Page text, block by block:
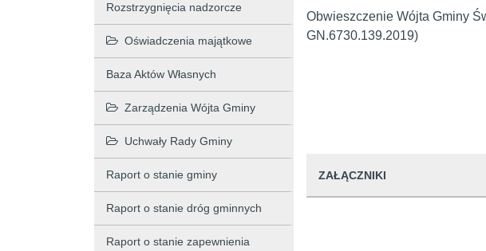
Rozstrzygnięcia nadzorcze
Oświadczenia majątkowe
Baza Aktów Własnych
Zarządzenia Wójta Gminy
Uchwały Rady Gminy
Raport o stanie gminy
Raport o stanie dróg gminnych
Raport o stanie zapewnienia
Obwieszczenie Wójta Gminy
GN.6730.139.2019)
ZAŁĄCZNIKI